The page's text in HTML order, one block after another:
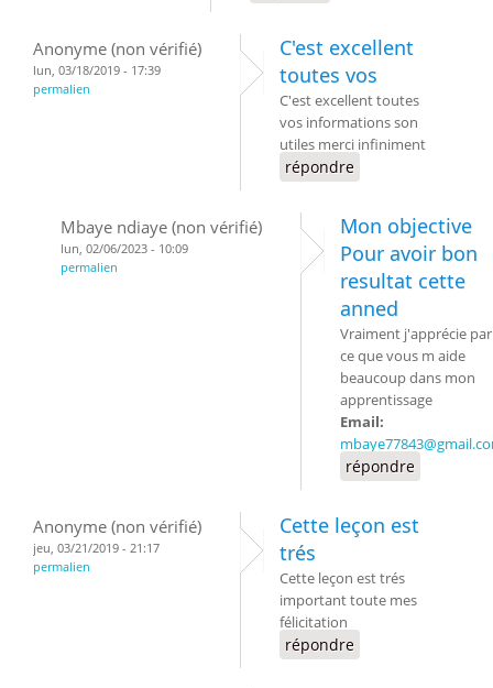
Anonyme (non vérifié)
lun, 03/18/2019 - 17:39
permalien
C'est excellent
toutes vos
C'est excellent toutes
vos informations son
utiles merci infiniment
répondre
Mbaye ndiaye (non vérifié)
lun, 02/06/2023 - 10:09
permalien
Mon objective
Pour avoir bon
resultat cette
anned
Vraiment j'apprécie par
ce que vous m aide
beaucoup dans mon
apprentissage
Email:
répondre
Anonyme (non vérifié)
jeu, 03/21/2019 - 21:17
permalien
Cette leçon est
trés
Cette leçon est trés
important toute mes
félicitation
répondre